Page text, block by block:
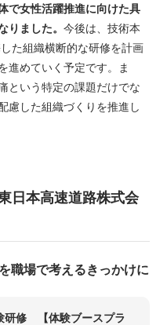
で女性活躍推進に向けた具
りました。今後は、技術本
た組織横断的な研修を計画
進めていく予定です。ま
という特定の課題だけでな
慮した組織づくりを推進し
日本高速道路株式会
場で考えるきっかけに
研修 【体験ブースプラ